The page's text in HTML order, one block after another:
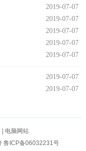
2019-07-07
2019-07-07
2019-07-07
2019-07-07
2019-07-07
2019-07-07
2019-07-07
电脑网站
鲁ICP备06032231号